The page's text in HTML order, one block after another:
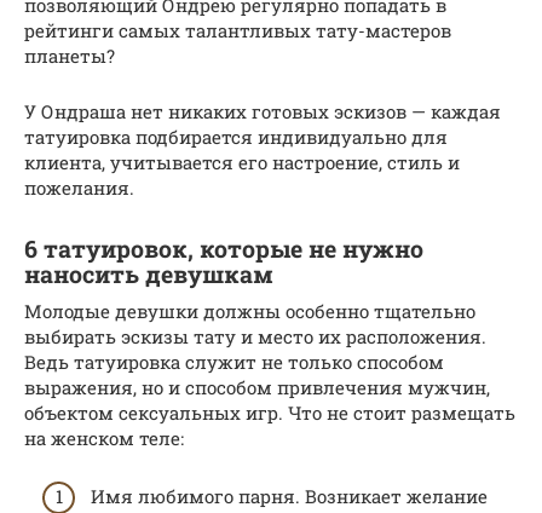
рейтинги самых талантливых тату-мастеров
планеты?
У Ондраша нет никаких готовых эскизов — каждая
татуировка подбирается индивидуально для
клиента, учитывается его настроение, стиль и
пожелания.
6 татуировок, которые не нужно
наносить девушкам
Молодые девушки должны особенно тщательно
выбирать эскизы тату и место их расположения.
Ведь татуировка служит не только способом
выражения, но и способом привлечения мужчин,
объектом сексуальных игр. Что не стоит размещать
на женском теле:
Имя любимого парня. Возникает желание